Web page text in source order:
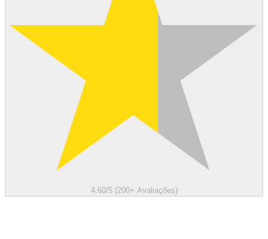
4.60/5 (200+ Avaliações)